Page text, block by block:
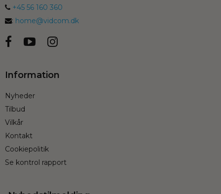
+45 56 160 360
: home@vidcom.dk
Information
Nyheder
Tilbud
Vilkår
Kontakt
Cookiepolitik
Se kontrol rapport